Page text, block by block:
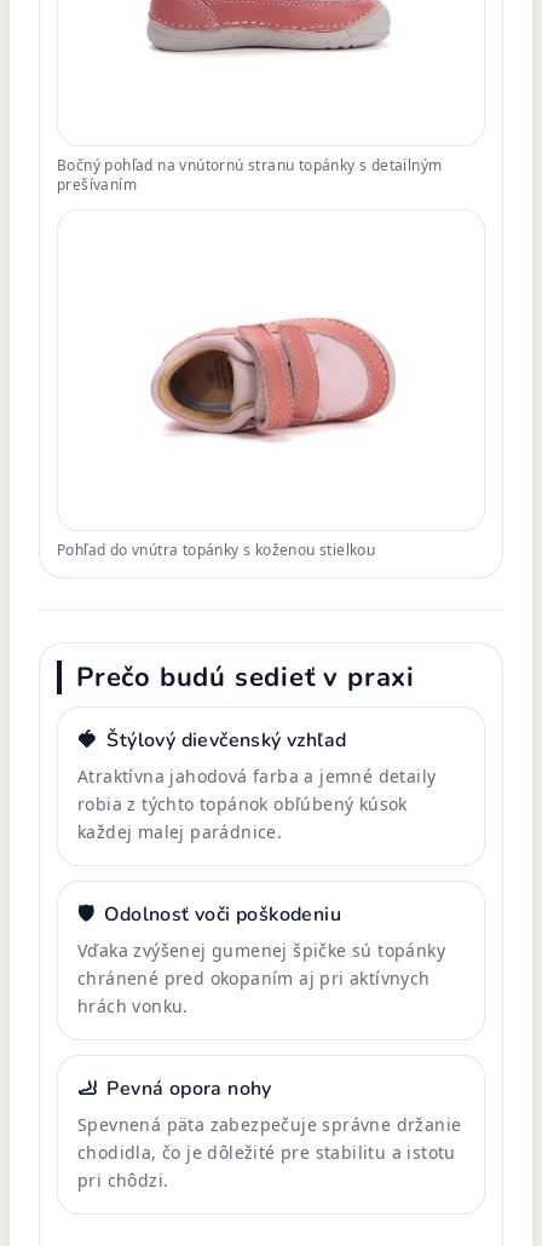
Bočný pohľad na vnútornú stranu topánky s detailným
prešívaním
Pohľad do vnútra topánky s koženou stielkou
Prečo budú sedieť v praxi
🍓 Štýlový dievčenský vzhľad
Atraktívna jahodová farba a jemné detaily
robia z týchto topánok obľúbený kúsok
každej malej parádnice.
🛡️ Odolnosť voči poškodeniu
Vďaka zvýšenej gumenej špičke sú topánky
chránené pred okopaním aj pri aktívnych
hrách vonku.
🦶 Pevná opora nohy
Spevnená päta zabezpečuje správne držanie
chodidla, čo je dôležité pre stabilitu a istotu
pri chôdzi.